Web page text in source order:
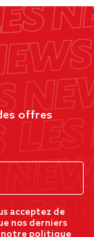
offres
acceptez de
nos derniers
notre politique